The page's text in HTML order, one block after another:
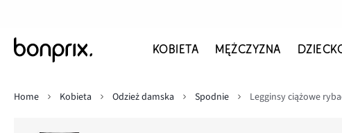
KOBIETA MĘŻCZYZNA
Home
Kobieta Odzież damska Spodnie Legginsy ciążowe